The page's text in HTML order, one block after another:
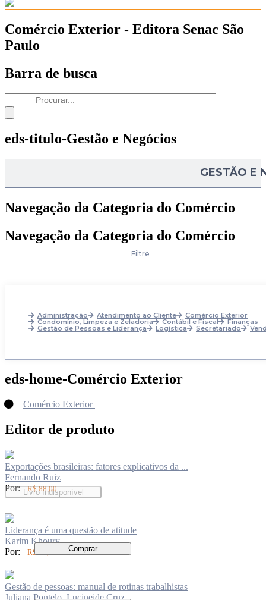
Comércio Exterior - Editora Senac São
Paulo
Barra de busca
eds-titulo-Gestão e Negócios
GESTÃO E
Navegação da Categoria do Comércio
Navegação da Categoria do Comércio
Filtre
Administração Atendimento ao Cliente Comércio Exterior
Condomínio, Limpeza e Zeladoria Contábil e Fiscal Finanças
Gestão de Pessoas e Liderança Logística Secretariado
eds-home-Comércio Exterior
Comércio Exterior
Editor de produto
Exportações brasileiras: fatores explicativos da ...
Fernando Ruiz
Por:
R$ 88,00
Livro Indisponível
Liderança é uma questão de atitude
Karim Khoury
Por:
R$ 94,00 Comprar
Gestão de pessoas: manual de rotinas trabalhistas
Juliana Pontelo, Lucineide Cruz